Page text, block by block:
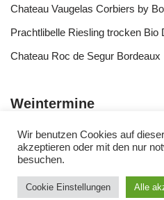
Chateau Vaugelas Corbiers by
Prachtlibelle Riesling trocken Bio
Chateau Roc de Segur Bordeaux
Weintermine
Wir benutzen Cookies auf
akzeptieren oder mit den nur
besuchen.
Cookie Einstellungen Alle